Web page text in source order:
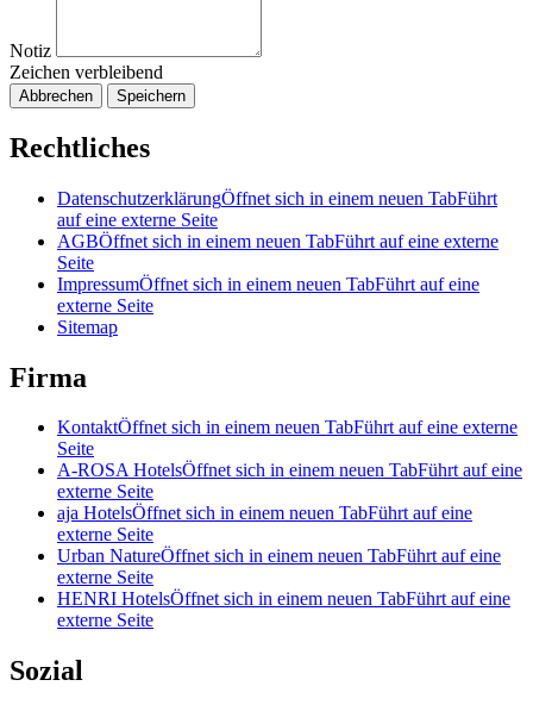
Notiz
Zeichen verbleibend
Abbrechen Speichern
Rechtliches
DatenschutzerklärungÖffnet sich in einem neuen TabFührt
auf eine externe Seite
AGBÖffnet sich in einem neuen TabFührt auf eine externe
Seite
ImpressumÖffnet sich in einem neuen TabFührt auf eine
externe Seite
Sitemap
Firma
KontaktÖffnet sich in einem neuen TabFührt auf eine externe
Seite
A-ROSA HotelsÖffnet sich in einem neuen TabFührt auf eine
externe Seite
aja HotelsÖffnet sich in einem neuen TabFührt auf eine
externe Seite
Urban NatureÖffnet sich in einem neuen TabFührt auf eine
externe Seite
HENRI HotelsÖffnet sich in einem neuen TabFührt auf eine
externe Seite
Sozial